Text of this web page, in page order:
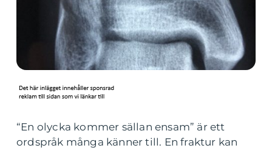
“En olycka kommer sällan ensam” är ett
ordspråk många känner till. En fraktur kan